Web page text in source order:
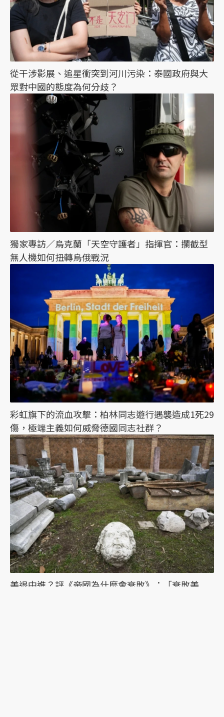
從干涉影展、追星衝突到河川污染：泰國政府與大
眾對中國的態度為何分歧？
獨家專訪／烏克蘭「天空守護者」指揮官：攔截型
無人機如何扭轉烏俄戰況
彩虹旗下的流血攻擊：柏林同志遊行遇襲造成1死29
傷，極端主義如何威脅德國同志社群？
美退中進？評《帝國為什麼會衰敗》：「衰敗美